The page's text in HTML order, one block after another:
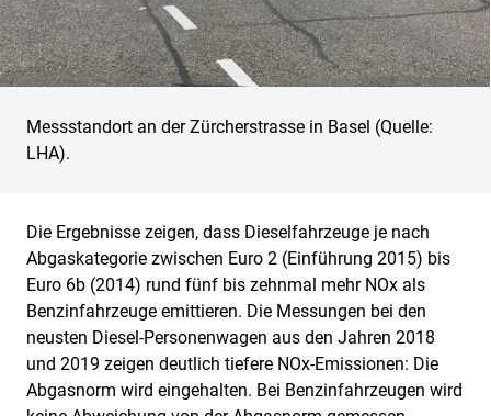
Messstandort an der Zürcherstrasse in Basel (Quelle:
LHA).
Die Ergebnisse zeigen, dass Dieselfahrzeuge je nach
Abgaskategorie zwischen Euro 2 (Einführung 2015) bis
Euro 6b (2014) rund fünf bis zehnmal mehr NOx als
Benzinfahrzeuge emittieren. Die Messungen bei den
neusten Diesel-Personenwagen aus den Jahren 2018
und 2019 zeigen deutlich tiefere NOx-Emissionen: Die
Abgasnorm wird eingehalten. Bei Benzinfahrzeugen wird